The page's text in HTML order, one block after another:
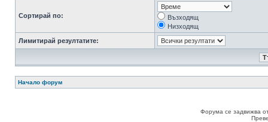
Сортирай по:
Възходящ
Низходящ
Лимитирай резултатите:
Начало форум
Форума се задвижва